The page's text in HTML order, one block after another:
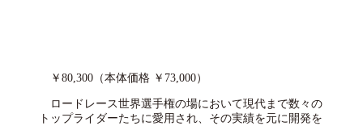
￥80,300（本体価格 ￥73,000）
ロードレース世界選手権の場において現代まで数々の
トップライダーたちに愛用され、その実績を元に開発を